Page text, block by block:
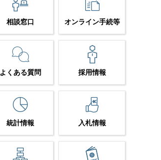
相談窓口 オンライン手続等
よくある質問 採用情報
統計情報 入札情報